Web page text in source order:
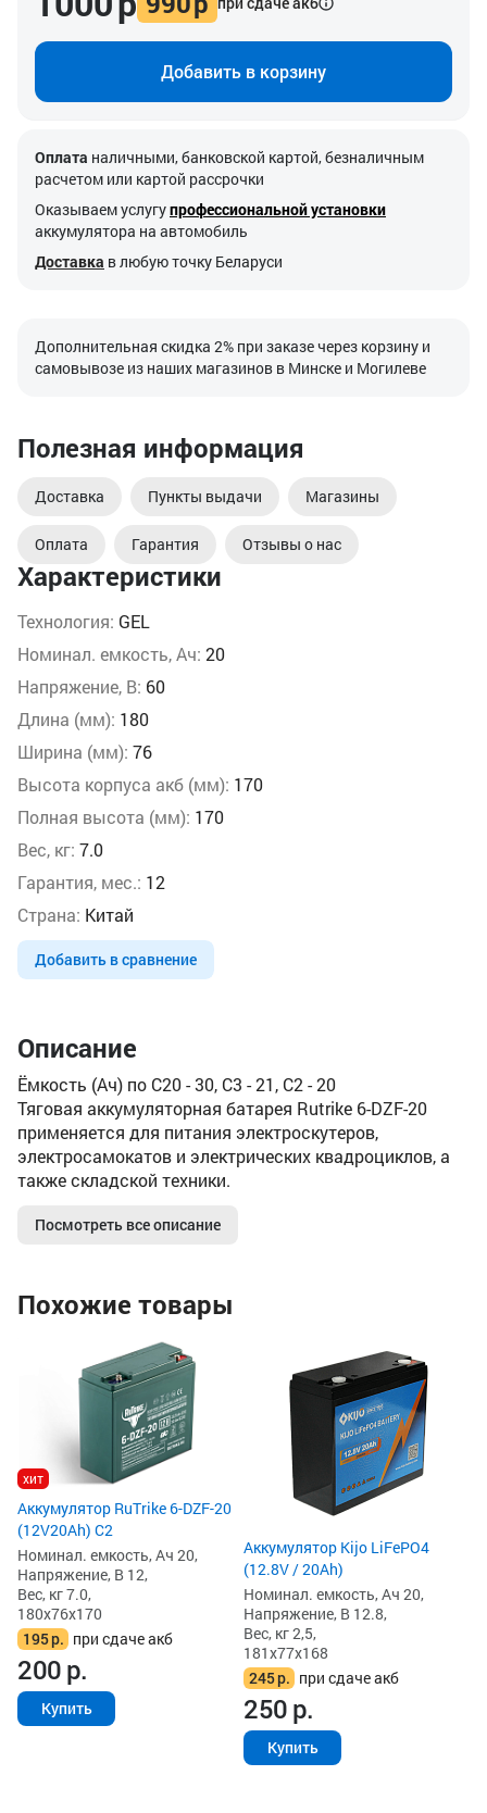
Характеристики
Технология: GEL
Номинал. емкость, Ач: 20
Напряжение, В: 60
Длина (мм): 180
Ширина (мм): 76
Высота корпуса акб (мм): 170
Полная высота (мм): 170
Вес, кг: 7.0
Гарантия, мес.: 12
Страна: Китай
Добавить в сравнение
Добавить в корзину
Оплата наличными, банковской картой, безналичным
расчетом или картой рассрочки
Оказываем услугупрофессиональной установки
аккумулятора на автомобиль
Доставка в любую точку Беларуси
Дополнительная скидка 2% при заказе через корзину и
самовывозе из наших магазинов в Минске и Могилеве
Полезная информация
Доставка Пункты выдачи Магазины
Оплата Гарантия Отзывы о нас
Описание
Ёмкость (Ач) по С20 - 30, С3 - 21, С2 - 20
Тяговая аккумуляторная батарея Rutrike 6-DZF-20
применяется для питания электроскутеров,
электросамокатов и электрических квадроциклов, а
также складской техники.
Посмотреть все описание
Похожие товары
хит
Аккумулятор RuTrike 6-DZF-20
(12V20Ah) C2
Номинал. емкость, Ач 20,
Напряжение, В 12,
Вес, кг 7.0,
180x76x170
195р. при сдаче акб
200р.
Купить
Аккумулятор Kijo LiFePO4
(12.8V / 20Ah)
Номинал. емкость, Ач 20,
Напряжение, В 12.8,
Вес, кг 2,5,
181x77x168
245р. при сдаче акб
250р.
Купить